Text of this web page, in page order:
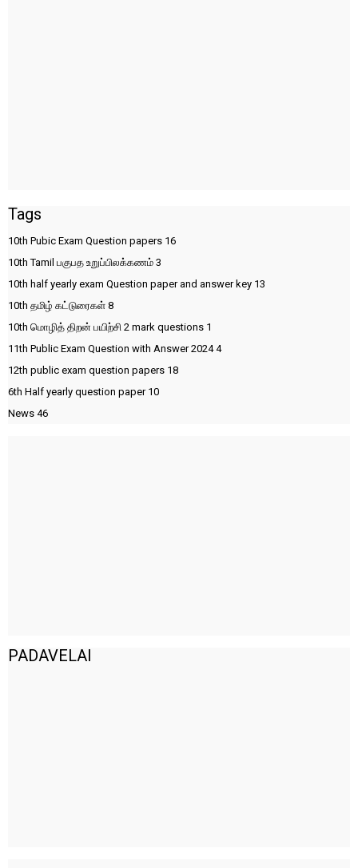
Tags
10th Pubic Exam Question papers 16
10th Tamil பகுபத உறுப்பிலக்கணம் 3
10th half yearly exam Question paper and answer key 13
10th தமிழ் கட்டுரைகள் 8
10th மொழித் திறன் பயிற்சி 2 mark questions 1
11th Public Exam Question with Answer 20244
12th public exam question papers 18
6th Half yearly question paper 10
News 46
PADAVELAI